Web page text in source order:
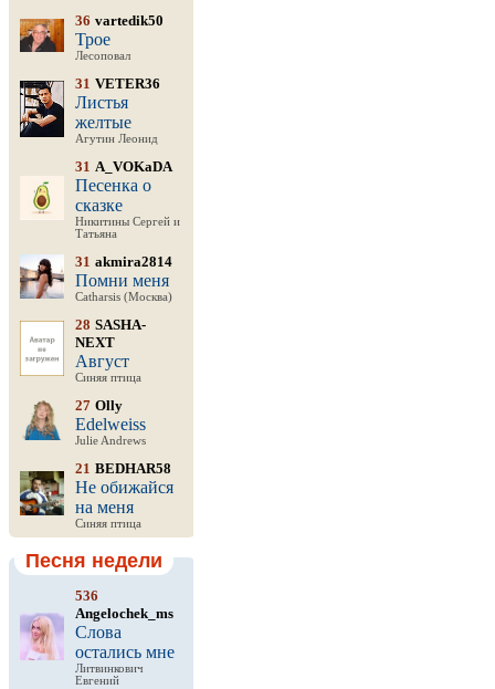
36 vartedik50
Трое
Лесоповал
31 VETER36
Листья
желтые
Агутин Леонид
31 A_VOKaDA
Песенка о
сказке
Никитины Сергей и
Татьяна
31 akmira2814
Помни меня
Catharsis (Москва)
28 SASHA-
NEXT
Август
Синяя птица
27 Olly
Edelweiss
Julie Andrews
21 BEDHAR58
Не обижайся
на меня
Синяя птица
Песня недели
536
Angelochek_ms
Слова
остались мне
Литвинкович
Евгений